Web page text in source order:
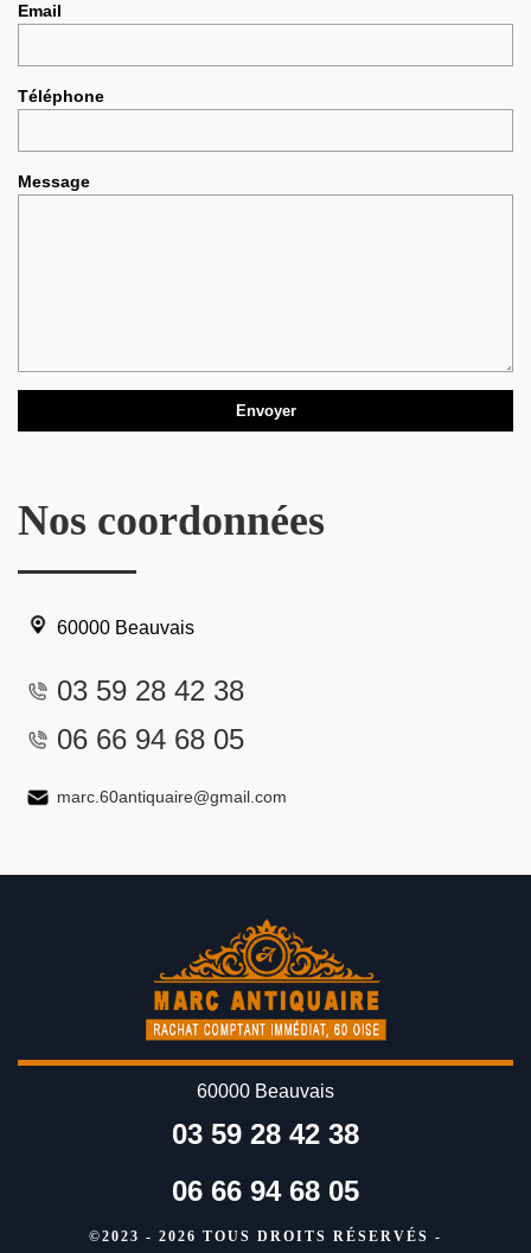
Email
Téléphone
Message
Nos coordonnées
60000 Beauvais
03 59 28 42 38
06 66 94 68 05
marc.60antiquaire@gmail.com
60000 Beauvais
03 59 28 42 38
06 66 94 68 05
©2023 - 2026 TOUS DROITS RÉSERVÉS -